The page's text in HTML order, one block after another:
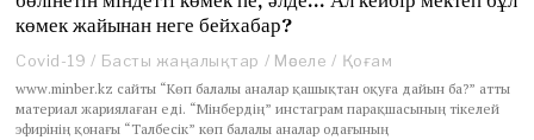
көмек жайынан неге бейхабар?
Covid-19 / Басты жаңалықтар / Мәселе / Қоғам
www.minber.kz сайты “Көп балалы аналар қашықтан оқуға дайын ба?” атты
материал жариялаған еді. “Мінбердің” инстаграм парақшасының тікелей
эфирінің қонағы “Талбесік” көп балалы аналар одағының